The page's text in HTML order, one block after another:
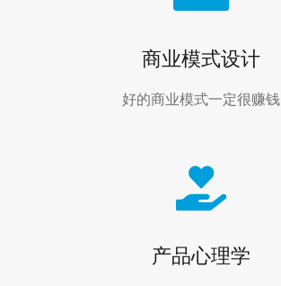
商业模式设计
好的商业模式一定很赚钱
产品心理学